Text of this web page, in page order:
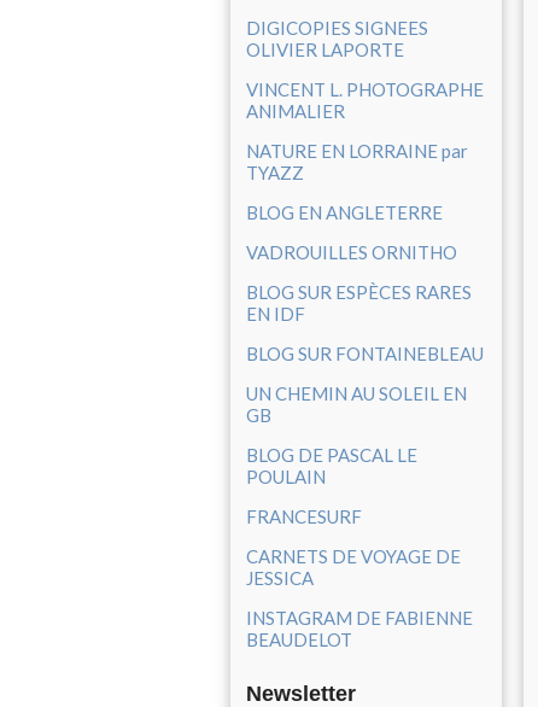
DIGICOPIES SIGNEES
OLIVIER LAPORTE
VINCENT L. PHOTOGRAPHE
ANIMALIER
NATURE EN LORRAINE par
TYAZZ
BLOG EN ANGLETERRE
VADROUILLES ORNITHO
BLOG SUR ESPÈCES RARES
EN IDF
BLOG SUR FONTAINEBLEAU
UN CHEMIN AU SOLEIL EN
GB
BLOG DE PASCAL LE
POULAIN
FRANCESURF
CARNETS DE VOYAGE DE
JESSICA
INSTAGRAM DE FABIENNE
BEAUDELOT
Newsletter